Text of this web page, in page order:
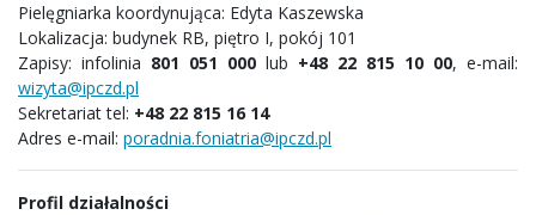
Pielęgniarka koordynująca: Edyta Kaszewska
Lokalizacja: budynek RB, piętro I, pokój 101
Zapisy: infolinia 801 051 000 lub +48 22 815 10 00, e-mail:
wizyta@ipczd.pl
Sekretariat tel: +48 22 815 16 14
Adres e-mail: poradnia.foniatria@ipczd.pl
Profil działalności